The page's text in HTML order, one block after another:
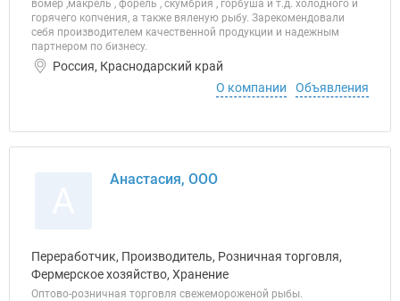
вомер ,макрель , форель , скумбрия , горбуша и т.д. холодного и
горячего копчения, а также вяленую рыбу. Зарекомендовали
себя производителем качественной продукции и надежным
партнером по бизнесу.
Россия, Краснодарский край
О компании
Объявления
Анастасия, ООО
Переработчик, Производитель, Розничная торговля,
Фермерское хозяйство, Хранение
Оптово-розничная торговля свежемороженой рыбы.